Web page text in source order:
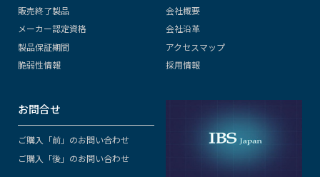
販売終了製品
メーカー認定資格
製品保証期間
脆弱性情報
会社概要
会社沿革
アクセスマップ
採用情報
お問合せ
ご購入「前」のお問い合わせ
ご購入「後」のお問い合わせ